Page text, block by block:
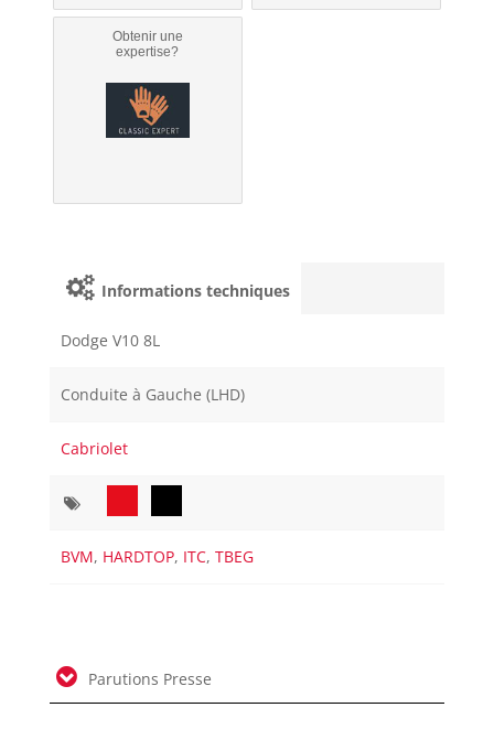
Obtenir une
expertise?
Informations techniques
Dodge V10 8L
Conduite à Gauche (LHD)
Cabriolet
BVM, HARDTOP, ITC,TBEG
Parutions Presse